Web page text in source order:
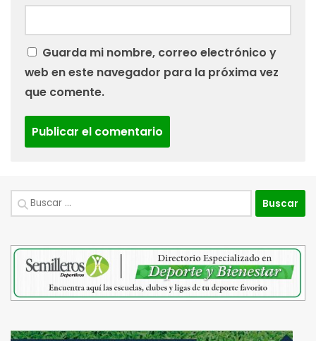
Guarda mi nombre, correo electrónico y
web en este navegador para la próxima vez
que comente.
Buscar: